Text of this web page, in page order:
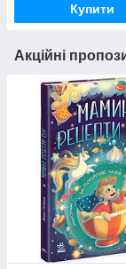
Купити
Акційні